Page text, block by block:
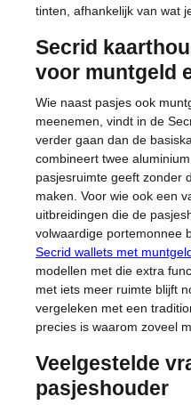
tinten, afhankelijk van wat
Secrid
voor muntgeld
Wie naast pasjes ook
meenemen, vindt in de
verder gaan dan de
combineert twee
pasjesruimte geeft zonder
maken. Voor wie ook een
uitbreidingen die de
volwaardige portemonnee
Secrid wallets met
modellen met die extra
met iets meer ruimte blijft
vergeleken met een
precies is waarom zoveel
Veelgestelde
pasjeshouder